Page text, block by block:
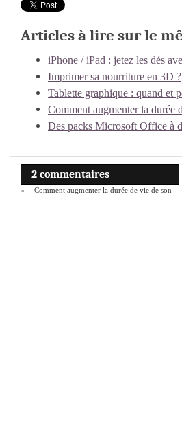
Articles à lire sur le
iPhone / iPad : jetez les dés
Imprimer sa nourriture en 3D ?
Tablette graphique : quand et
Comment augmenter la durée
Des packs Microsoft Office à
2 commentaires
«
Comment augmenter la durée de vie de son